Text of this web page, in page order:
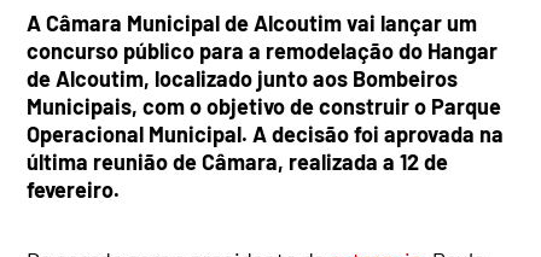
A Câmara Municipal de Alcoutim vai lançar um
concurso público para a remodelação do Hangar
de Alcoutim, localizado junto aos Bombeiros
Municipais, com o objetivo de construir o Parque
Operacional Municipal. A decisão foi aprovada na
última reunião de Câmara, realizada a 12 de
fevereiro.